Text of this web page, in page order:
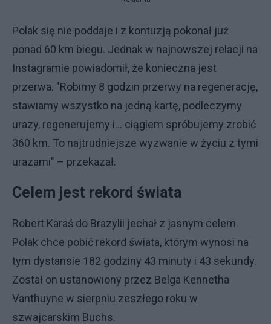
Polak się nie poddaje i z kontuzją pokonał już
ponad 60 km biegu. Jednak w najnowszej relacji na
Instagramie powiadomił, że konieczna jest
przerwa. "Robimy 8 godzin przerwy na regenerację,
stawiamy wszystko na jedną kartę, podleczymy
urazy, regenerujemy i... ciągiem spróbujemy zrobić
360 km. To najtrudniejsze wyzwanie w życiu z tymi
urazami" – przekazał.
Celem jest rekord świata
Robert Karaś do Brazylii jechał z jasnym celem.
Polak chce pobić rekord świata, którym wynosi na
tym dystansie 182 godziny 43 minuty i 43 sekundy.
Został on ustanowiony przez Belga Kennetha
Vanthuyne w sierpniu zeszłego roku w
szwajcarskim Buchs.